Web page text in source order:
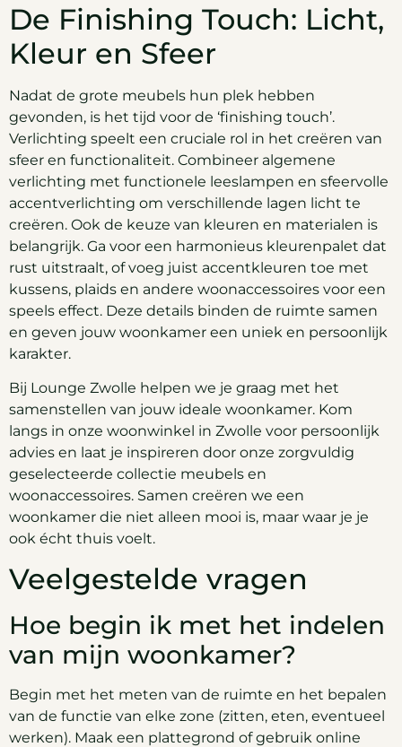
De Finishing Touch: Licht,
Kleur en Sfeer
Nadat de grote meubels hun plek hebben
gevonden, is het tijd voor de ‘finishing touch’.
Verlichting speelt een cruciale rol in het creëren van
sfeer en functionaliteit. Combineer algemene
verlichting met functionele leeslampen en sfeervolle
accentverlichting om verschillende lagen licht te
creëren. Ook de keuze van kleuren en materialen is
belangrijk. Ga voor een harmonieus kleurenpalet dat
rust uitstraalt, of voeg juist accentkleuren toe met
kussens, plaids en andere woonaccessoires voor een
speels effect. Deze details binden de ruimte samen
en geven jouw woonkamer een uniek en persoonlijk
karakter.
Bij Lounge Zwolle helpen we je graag met het
samenstellen van jouw ideale woonkamer. Kom
langs in onze woonwinkel in Zwolle voor persoonlijk
advies en laat je inspireren door onze zorgvuldig
geselecteerde collectie meubels en
woonaccessoires. Samen creëren we een
woonkamer die niet alleen mooi is, maar waar je je
ook écht thuis voelt.
Veelgestelde vragen
Hoe begin ik met het indelen
van mijn woonkamer?
Begin met het meten van de ruimte en het bepalen
van de functie van elke zone (zitten, eten, eventueel
werken). Maak een plattegrond of gebruik online